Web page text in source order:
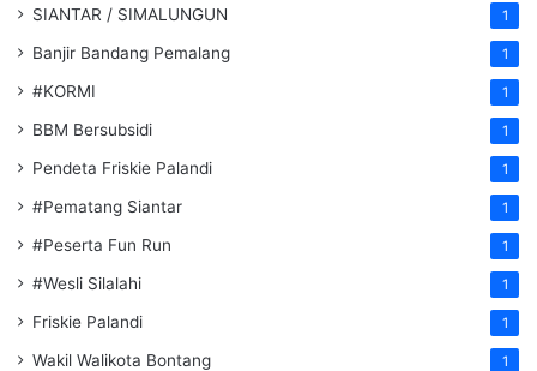
SIANTAR / SIMALUNGUN 1
Banjir Bandang Pemalang 1
#KORMI 1
BBM Bersubsidi 1
Pendeta Friskie Palandi 1
#Pematang Siantar 1
#Peserta Fun Run 1
#Wesli Silalahi 1
Friskie Palandi 1
Wakil Walikota Bontang 1